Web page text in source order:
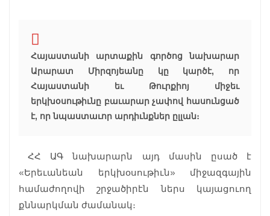
Հայաստանի արտաքին գործոց նախարար
Արարատ Միրզոյեանը կը կարծէ, որ
Հայաստանի եւ Թուրքիոյ միջեւ
երկխօսութիւնը բաւարար չափով հասունցած
է, որ նպաստաւոր արդիւնքներ ըլլան։
ՀՀ ԱԳ նախարարն այդ մասին ըսած է
«Երեւանեան երկխօսութիւն» միջազգային
համաժողովի շրջածիրէն ներս կայացուող
քննարկման ժամանակ։